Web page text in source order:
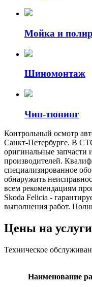
Мойка и
Шиномонтаж
Чип-тюнинг
Контрольный осмотр
Санкт-Петербурге. В
оригинальные запчасти
производителей.
специализированное
обнаружить
всем рекомендациям
Skoda Felicia -
выполнения работ.
Цены на
Техническое
Наименование